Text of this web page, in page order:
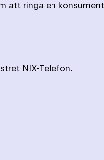
att ringa en konsument
NIX-Telefon.